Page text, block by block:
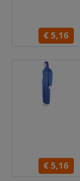
€ 5,16
€ 5,16